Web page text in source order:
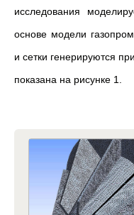
исследования
основе модели
и сетки генерируются
показана на рисунке 1.